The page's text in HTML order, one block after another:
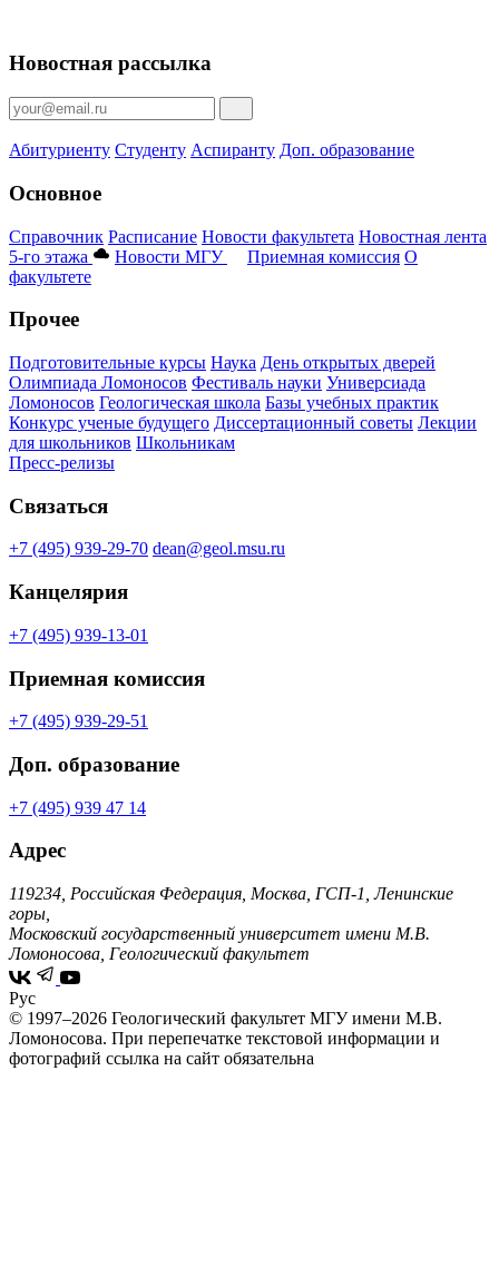
Новостная рассылка
Абитуриенту Студенту Аспиранту Доп. образование
Основное
Справочник Расписание Новости факультета Новостная лента
5-го этажа
Новости МГУ Приемная комиссия О
факультете
Прочее
Подготовительные курсы Наука День открытых дверей
Олимпиада Ломоносов Фестиваль науки Универсиада
Ломоносов Геологическая школа Базы учебных практик
Конкурс ученые будущего Диссертационный советы Лекции
для школьников Школьникам
Пресс-релизы
Связаться
+7 (495) 939-29-70 dean@geol.msu.ru
Канцелярия
+7 (495) 939-13-01
Приемная комиссия
+7 (495) 939-29-51
Доп. образование
+7 (495) 939 47 14
Адрес
119234, Российская Федерация, Москва, ГСП-1, Ленинские
горы,
Московский государственный университет имени М.В.
Ломоносова, Геологический факультет
Рус
© 1997–2026 Геологический факультет МГУ имени М.В.
Ломоносова. При перепечатке текстовой информации и
фотографий ссылка на сайт обязательна